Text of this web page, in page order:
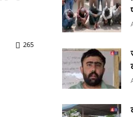
265